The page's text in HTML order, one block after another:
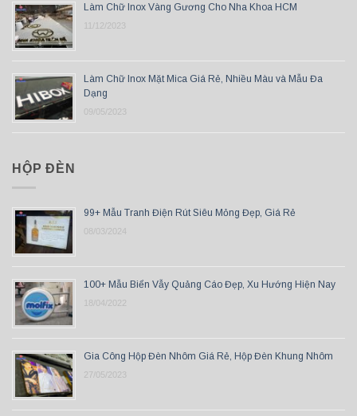
Làm Chữ Inox Vàng Gương Cho Nha Khoa HCM
11/12/2023
Làm Chữ Inox Mặt Mica Giá Rẻ, Nhiều Màu và Mẫu Đa
Dạng
09/05/2023
HỘP ĐÈN
99+ Mẫu Tranh Điện Rút Siêu Mỏng Đẹp, Giá Rẻ
08/03/2024
100+ Mẫu Biển Vẫy Quảng Cáo Đẹp, Xu Hướng Hiện Nay
18/04/2022
Gia Công Hộp Đèn Nhôm Giá Rẻ, Hộp Đèn Khung Nhôm
27/05/2023